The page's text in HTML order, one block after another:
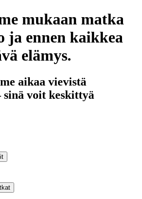
mukaan matka
ja ennen kaikkea
elämys.
aikaa vievistä
voit keskittyä